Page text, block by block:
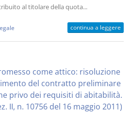
al titolare della quota...
continua a leggere
come attico: risoluzione
del contratto preliminare
privo dei requisiti di abitabilità.
II, n. 10756 del 16 maggio 2011)